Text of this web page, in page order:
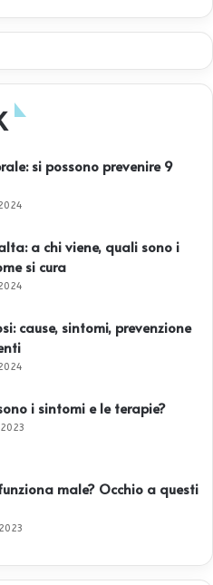
si possono prevenire 9
a chi viene, quali sono i
si cura
cause, sintomi, prevenzione
i sintomi e le terapie?
male? Occhio a questi